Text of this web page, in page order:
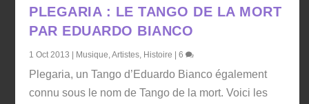
PLEGARIA : LE TANGO DE LA MORT
PAR EDUARDO BIANCO
1 Oct 2013 | Musique ,Artistes Histoire |6
Plegaria, un Tango d’Eduardo Bianco également
connu sous le nom de Tango de la mort. Voici les